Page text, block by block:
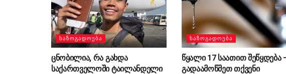
ᲡᲐᲖᲝᲒᲐᲓᲝᲔᲑᲐ
ცნობილია, რა გახდა
საქართველოში ტაილანდელი
ᲡᲐᲖᲝᲒᲐᲓᲝᲔᲑᲐ
წყალი 17 საათით შეწყდება
გადაამოწმეთ თქვენი